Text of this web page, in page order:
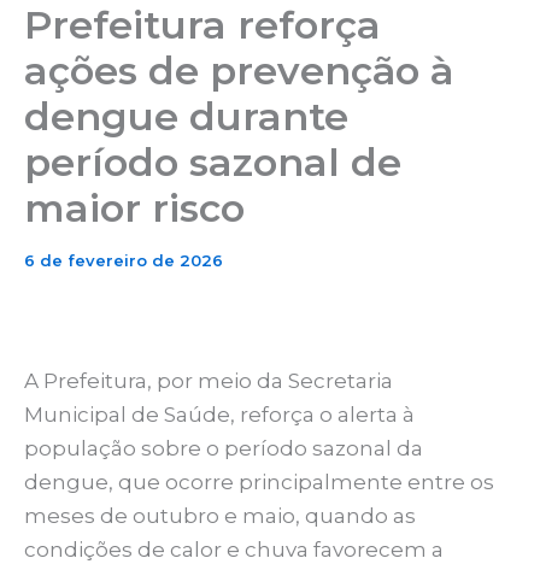
Prefeitura reforça
ações de prevenção à
dengue durante
período sazonal de
maior risco
6 de fevereiro de 2026
A Prefeitura, por meio da Secretaria
Municipal de Saúde, reforça o alerta à
população sobre o período sazonal da
dengue, que ocorre principalmente entre os
meses de outubro e maio, quando as
condições de calor e chuva favorecem a